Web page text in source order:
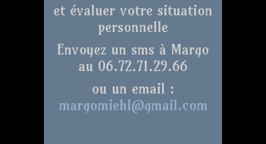
et évaluer votre situation
personnelle
Envoyez un sms à Margo
au 06.72.71.29.66
ou un email :
margomiehl@gmail.com